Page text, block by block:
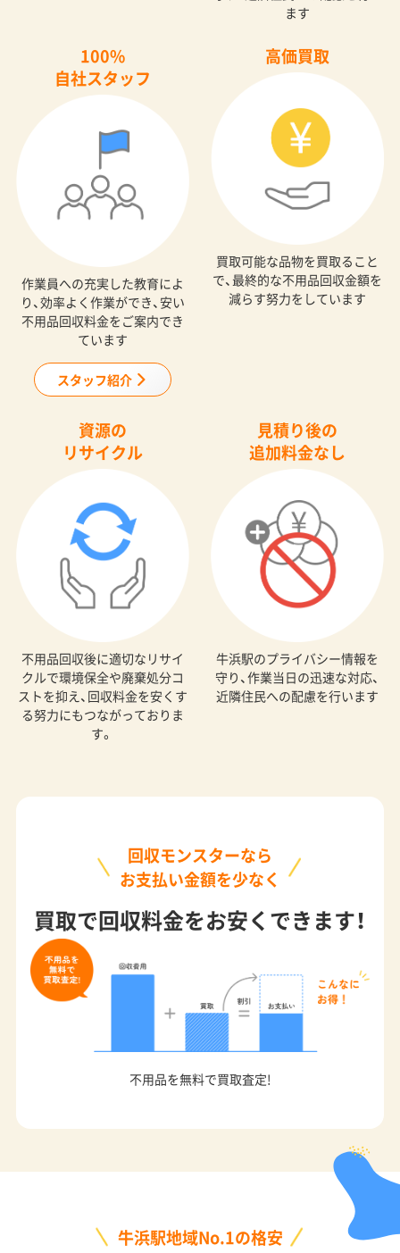
ます
100%
自社スタッフ
作業員への充実した教育によ
り、効率よく作業ができ、安い
不用品回収料金をご案内でき
ています
スタッフ紹介
高価買取
買取可能な品物を買取ること
で、最終的な不用品回収金額を
減らす努力をしています
資源の
リサイクル
不用品回収後に適切なリサイ
クルで環境保全や廃棄処分コ
ストを抑え、回収料金を安くす
る努力にもつながっておりま
す。
見積り後の
追加料金なし
牛浜駅のプライバシー情報を
守り、作業当日の迅速な対応、
近隣住民への配慮を行います
回収モンスターなら
お支払い金額を少なく
買取で回収料金をお安くできます！
不用品を無料で買取査定!
牛浜駅地域No.1の格安